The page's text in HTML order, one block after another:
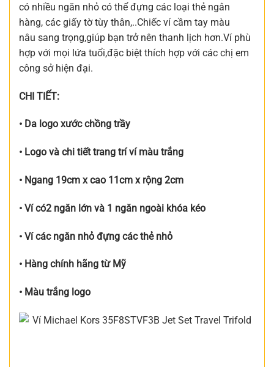
có nhiều ngăn nhỏ có thể đựng các loại thẻ ngân
hàng, các giấy tờ tùy thân,..Chiếc ví cầm tay màu
nâu sang trọng,giúp bạn trở nên thanh lịch hơn.Ví phù
hợp với mọi lứa tuổi,đặc biệt thích hợp với các chị em
công sở hiện đại.
CHI TIẾT:
• Da logo xước chồng trầy
• Logo và chi tiết trang trí ví màu trắng
• Ngang 19cm x cao 11cm x rộng 2cm
• Ví có2 ngăn lớn và 1 ngăn ngoài khóa kéo
• Ví các ngăn nhỏ đựng các thẻ nhỏ
• Hàng chính hãng từ Mỹ
• Màu trắng logo